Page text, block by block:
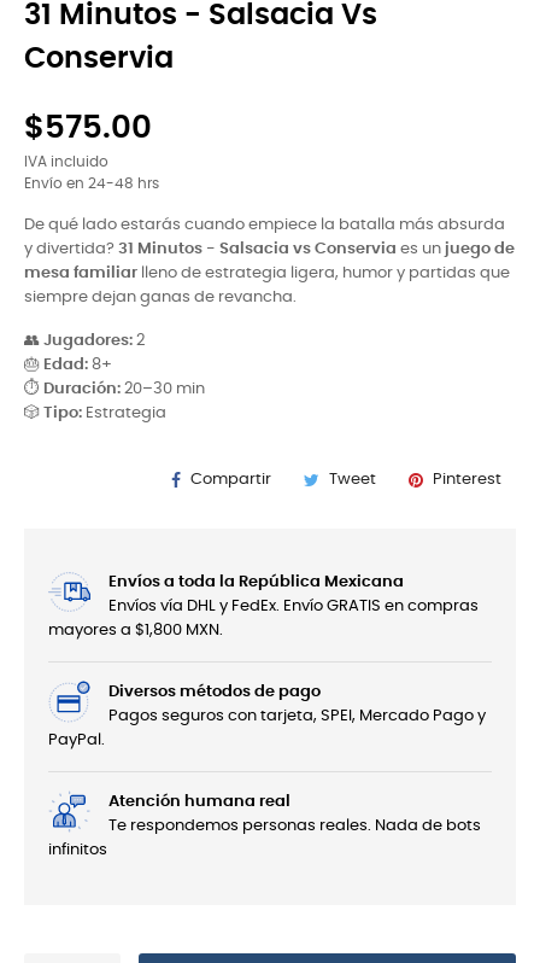
31 Minutos - Salsacia Vs
Conservia
$575.00
IVA incluido
Envío en 24-48 hrs
De qué lado estarás cuando empiece la batalla más absurda
y divertida? 31 Minutos - Salsacia vs Conservia es un juego de
mesa familiar lleno de estrategia ligera, humor y partidas que
siempre dejan ganas de revancha.
👥 Jugadores: 2
🎂 Edad: 8+
⏱ Duración: 20–30 min
🎲 Tipo: Estrategia
Compartir Tweet Pinterest
Envíos a toda la República Mexicana
Envíos vía DHL y FedEx. Envío GRATIS en compras
mayores a $1,800 MXN.
Diversos métodos de pago
Pagos seguros con tarjeta, SPEI, Mercado Pago y
PayPal.
Atención humana real
Te respondemos personas reales. Nada de bots
infinitos